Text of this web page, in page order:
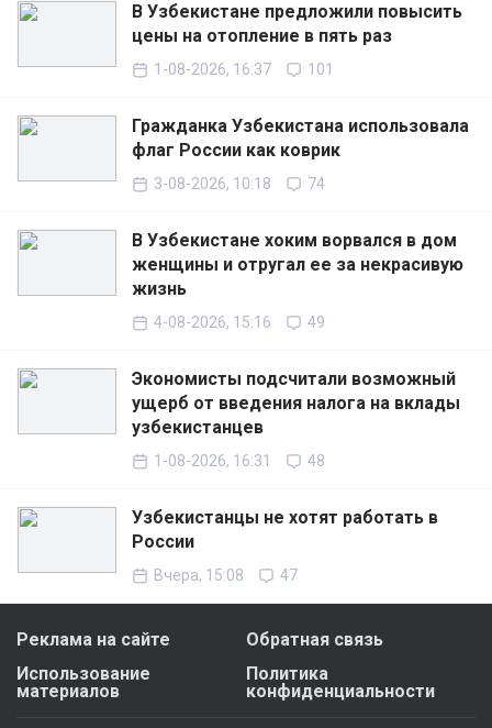
В Узбекистане предложили повысить
цены на отопление в пять раз
1-08-2026, 16:37 101
Гражданка Узбекистана использовала
флаг России как коврик
3-08-2026, 10:18 74
В Узбекистане хоким ворвался в дом
женщины и отругал ее за некрасивую
жизнь
4-08-2026, 15:16 49
Экономисты подсчитали возможный
ущерб от введения налога на вклады
узбекистанцев
1-08-2026, 16:31 48
Узбекистанцы не хотят работать в
России
Вчера, 15:08 47
Реклама на сайте
Обратная связь
Использование
материалов
Политика
конфиденциальности